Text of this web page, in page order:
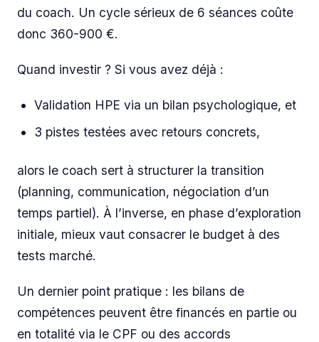
du coach. Un cycle sérieux de 6 séances coûte
donc 360-900 €.
Quand investir ? Si vous avez déjà :
Validation HPE via un bilan psychologique, et
3 pistes testées avec retours concrets,
alors le coach sert à structurer la transition
(planning, communication, négociation d’un
temps partiel). À l’inverse, en phase d’exploration
initiale, mieux vaut consacrer le budget à des
tests marché.
Un dernier point pratique : les bilans de
compétences peuvent être financés en partie ou
en totalité via le CPF ou des accords